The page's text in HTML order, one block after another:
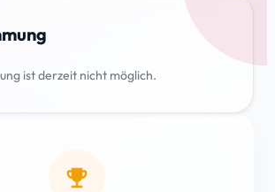
ist derzeit nicht möglich.
emoji_events